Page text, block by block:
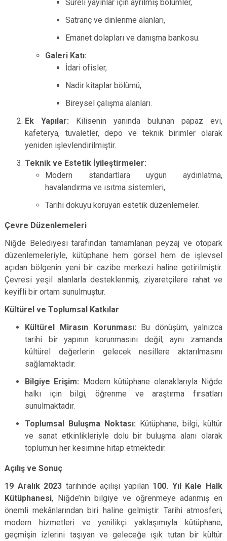
Süreli yayınlar için ayrılmış bölümler,
Satranç ve dinlenme alanları,
Emanet dolapları ve danışma bankosu.
Galeri Katı:
İdari ofisler,
Nadir kitaplar bölümü,
Bireysel çalışma alanları.
Ek Yapılar: Kilisenin yanında bulunan papaz evi,
kafeterya, tuvaletler, depo ve teknik birimler olarak
yeniden işlevlendirilmiştir.
Teknik ve Estetik İyileştirmeler:
Modern standartlara uygun aydınlatma,
havalandırma ve ısıtma sistemleri,
Tarihi dokuyu koruyan estetik düzenlemeler.
Çevre Düzenlemeleri
Niğde Belediyesi tarafından tamamlanan peyzaj ve otopark
düzenlemeleriyle, kütüphane hem görsel hem de işlevsel
açıdan bölgenin yeni bir cazibe merkezi haline getirilmiştir.
Çevresi yeşil alanlarla desteklenmiş, ziyaretçilere rahat ve
keyifli bir ortam sunulmuştur.
Kültürel ve Toplumsal Katkılar
Kültürel Mirasın Korunması: Bu dönüşüm, yalnızca
tarihi bir yapının korunmasını değil, aynı zamanda
kültürel değerlerin gelecek nesillere aktarılmasını
sağlamaktadır.
Bilgiye Erişim: Modern kütüphane olanaklarıyla Niğde
halkı için bilgi, öğrenme ve araştırma fırsatları
sunulmaktadır.
Toplumsal Buluşma Noktası: Kütüphane, bilgi, kültür
ve sanat etkinlikleriyle dolu bir buluşma alanı olarak
toplumun her kesimine hitap etmektedir.
Açılış ve Sonuç
19 Aralık 2023 tarihinde açılışı yapılan 100. Yıl Kale Halk
Kütüphanesi, Niğde’nin bilgiye ve öğrenmeye adanmış en
önemli mekânlarından biri haline gelmiştir. Tarihi atmosferi,
modern hizmetleri ve yenilikçi yaklaşımıyla kütüphane,
geçmişin izlerini taşıyan ve geleceğe ışık tutan bir kültür